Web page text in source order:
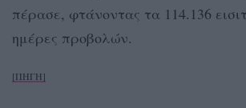
πέρασε, φτάνοντας τα 114.136
ημέρες προβολών.
[ΠΗΓΗ]